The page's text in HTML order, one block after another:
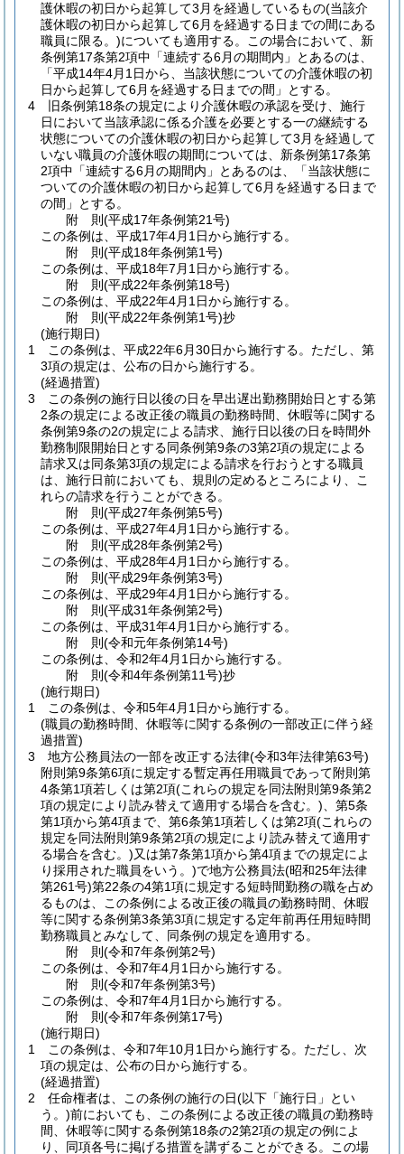
護休暇の初日から起算して3月を経過しているもの(当該介
護休暇の初日から起算して6月を経過する日までの間にある
職員に限る。)についても適用する。
この場合において、新
条例第17条第2項中「連続する6月の期間内」とあるのは、
「平成14年4月1日から、当該状態についての介護休暇の初
日から起算して6月を経過する日までの間」とする。
4
旧条例第18条の規定により介護休暇の承認を受け、施行
日において当該承認に係る介護を必要とする一の継続する
状態についての介護休暇の初日から起算して3月を経過して
いない職員の介護休暇の期間については、新条例第17条第
2項中「連続する6月の期間内」とあるのは、「当該状態に
ついての介護休暇の初日から起算して6月を経過する日まで
の間」とする。
附 則(平成17年条例第21号)
この条例は、平成17年4月1日から施行する。
附 則(平成18年条例第1号)
この条例は、平成18年7月1日から施行する。
附 則(平成22年条例第18号)
この条例は、平成22年4月1日から施行する。
附 則(平成22年条例第1号)抄
(施行期日)
1
この条例は、平成22年6月30日から施行する。 ただし、第
3項の規定は、公布の日から施行する。
(経過措置)
3
この条例の施行日以後の日を早出遅出勤務開始日とする第
2条の規定による改正後の職員の勤務時間、休暇等に関する
条例第9条の2の規定による請求、施行日以後の日を時間外
勤務制限開始日とする同条例第9条の3第2項の規定による
請求又は同条第3項の規定による請求を行おうとする職員
は、施行日前においても、規則の定めるところにより、こ
れらの請求を行うことができる。
附 則(平成27年条例第5号)
この条例は、平成27年4月1日から施行する。
附 則(平成28年条例第2号)
この条例は、平成28年4月1日から施行する。
附 則(平成29年条例第3号)
この条例は、平成29年4月1日から施行する。
附 則(平成31年条例第2号)
この条例は、平成31年4月1日から施行する。
附 則(令和元年条例第14号)
この条例は、令和2年4月1日から施行する。
附 則(令和4年条例第11号)抄
(施行期日)
1
この条例は、令和5年4月1日から施行する。
(職員の勤務時間、休暇等に関する条例の一部改正に伴う経
過措置)
3
地方公務員法の一部を改正する法律(令和3年法律第63号)
附則第9条第6項に規定する暫定再任用職員であって附則第
4条第1項若しくは第2項(これらの規定を同法附則第9条第2
項の規定により読み替えて適用する場合を含む。) 、第5条
第1項から第4項まで、第6条第1項若しくは第2項(これらの
規定を同法附則第9条第2項の規定により読み替えて適用す
る場合を含む。)又は第7条第1項から第4項までの規定によ
り採用された職員をいう。)で地方公務員法(昭和25年法律
第261号)第22条の4第1項に規定する短時間勤務の職を占め
るものは、この条例による改正後の職員の勤務時間、休暇
等に関する条例第3条第3項に規定する定年前再任用短時間
勤務職員とみなして、同条例の規定を適用する。
附 則(令和7年条例第2号)
この条例は、令和7年4月1日から施行する。
附 則(令和7年条例第3号)
この条例は、令和7年4月1日から施行する。
附 則(令和7年条例第17号)
(施行期日)
1
この条例は、令和7年10月1日から施行する。 ただし、次
項の規定は、公布の日から施行する。
(経過措置)
2
任命権者は、この条例の施行の日(以下「施行日」とい
う。)前においても、この条例による改正後の職員の勤務時
間、休暇等に関する条例第18条の2第2項の規定の例によ
り、同項各号に掲げる措置を講ずることができる。
この場